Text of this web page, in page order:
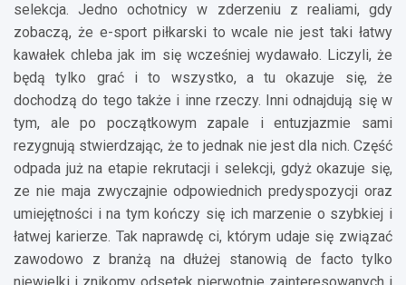
selekcja. Jedno ochotnicy w zderzeniu z realiami, gdy
zobaczą, że e-sport piłkarski to wcale nie jest taki łatwy
kawałek chleba jak im się wcześniej wydawało. Liczyli, że
będą tylko grać i to wszystko, a tu okazuje się, że
dochodzą do tego także i inne rzeczy. Inni odnajdują się w
tym, ale po początkowym zapale i entuzjazmie sami
rezygnują stwierdzając, że to jednak nie jest dla nich. Część
odpada już na etapie rekrutacji i selekcji, gdyż okazuje się,
ze nie maja zwyczajnie odpowiednich predyspozycji oraz
umiejętności i na tym kończy się ich marzenie o szybkiej i
łatwej karierze. Tak naprawdę ci, którym udaje się związać
zawodowo z branżą na dłużej stanowią de facto tylko